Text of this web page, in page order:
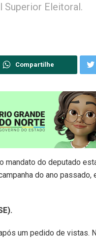
Superior Eleitoral.
Compartilhe
mandato do deputado
do ano passado,
um pedido de vistas.